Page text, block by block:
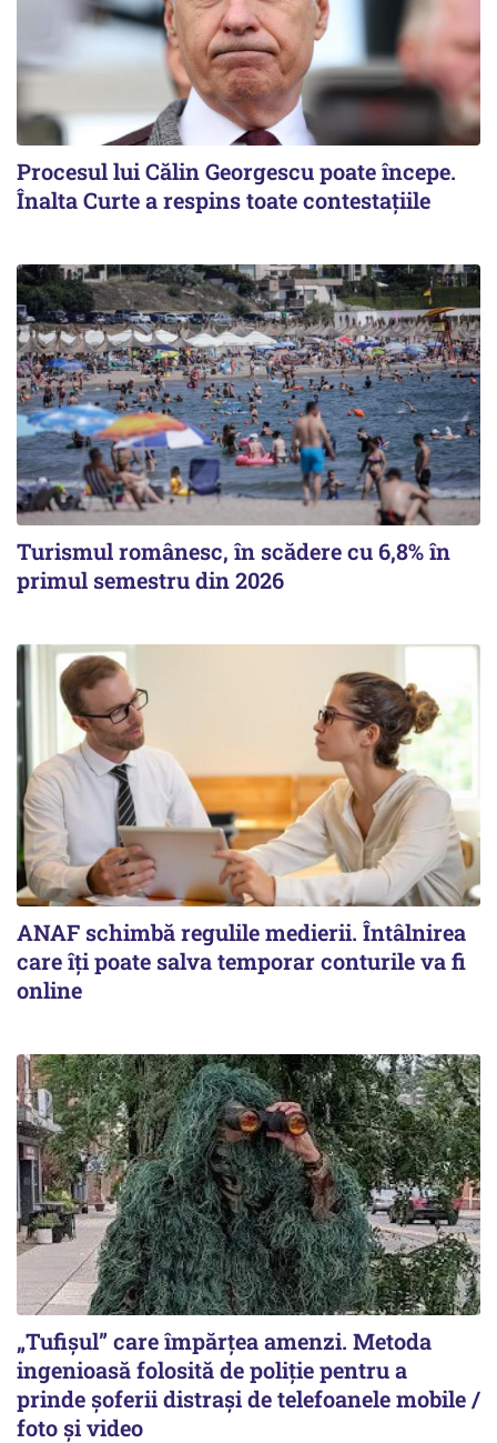
Procesul lui Călin Georgescu poate începe.
Înalta Curte a respins toate contestațiile
Turismul românesc, în scădere cu 6,8% în
primul semestru din 2026
ANAF schimbă regulile medierii. Întâlnirea
care îți poate salva temporar conturile va fi
online
„Tufișul” care împărțea amenzi. Metoda
ingenioasă folosită de poliție pentru a
prinde șoferii distrași de telefoanele mobile /
foto și video